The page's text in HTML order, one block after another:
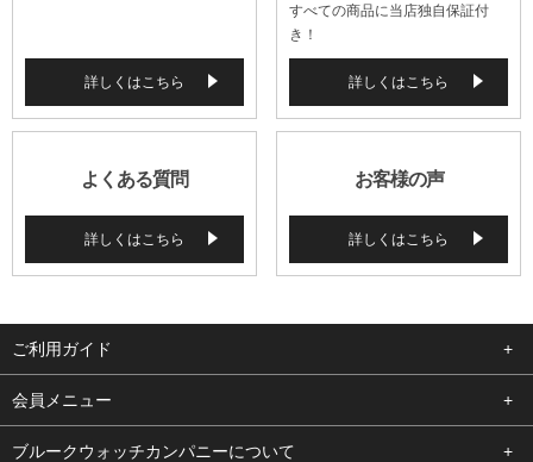
詳しくはこちら
すべての商品に当店独自保証付
き！
詳しくはこちら
よくある質問
詳しくはこちら
お客様の声
詳しくはこちら
ご利用ガイド
よくある質問
支払い・送料
会員メニュー
ログイン
ブルークウォッチカンパニーについて